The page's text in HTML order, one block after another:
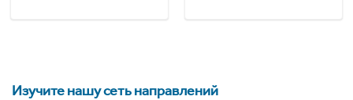
Изучите нашу сеть направлений